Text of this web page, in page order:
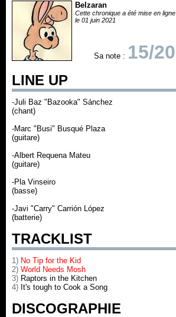
Belzaran
Cette chronique a été mise en ligne
le 01 juin 2021
Sa note : 15/20
LINE UP
-Juli Baz "Bazooka" Sánchez
(chant)
-Marc "Busi" Busqué Plaza
(guitare)
-Albert Requena Mateu
(guitare)
-Pla Vinseiro
(basse)
-Javi "Carry" Carrión López
(batterie)
TRACKLIST
1) No Tip for the Kid
2) World Needs Mosh
3) Raptors in the Kitchen
4) It's tough to Cook a Song
DISCOGRAPHIE